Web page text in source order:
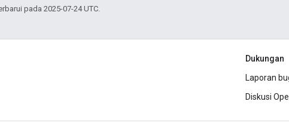
pada 2025-07-24 UTC.
Dukungan
Laporan
Diskusi